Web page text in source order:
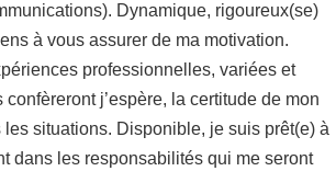
Dynamique, rigoureux(se)
à vous assurer de ma motivation.
professionnelles, variées et
j’espère, la certitude de mon
situations. Disponible, je suis prêt(e) à
dans les responsabilités qui me seront